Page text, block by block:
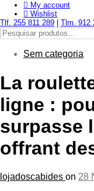
My account
Wishlist
Tlf. 255 811 289
Tlm. 912
Pesquisar
por:
Sem categoria
La
ligne :
surpasse
offrant
lojadoscabides on 28